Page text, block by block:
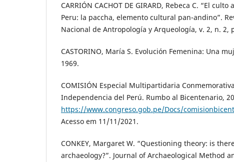
CARRIÓN CACHOT DE GIRARD, Rebeca C. “El
Peru: la paccha, elemento cultural pan-andino”.
Nacional de Antropología y Arqueología, v. 2, n. 2,
CASTORINO, María S. Evolución Femenina: Una
1969.
COMISIÓN Especial Multipartidaria
Independencia del Perú. Rumbo al Bicentenario,
https://www.congreso.gob.pe/Docs/
Acesso em 11/11/2021.
CONKEY, Margaret W. “Questioning theory: is
archaeology?”. Journal of Archaeological Method